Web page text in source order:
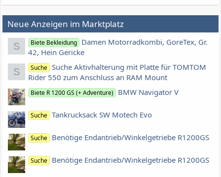
Neue Anzeigen im Marktplatz
S Biete Bekleidung Damen Motorradkombi, GoreTex, Gr.
42, Hein Gericke
S Suche Suche Aktivhalterung mit Platte für TOMTOM
Rider 550 zum Anschluss an RAM Mount
Biete R 1200 GS (+ Adventure) BMW Navigator V
Suche Tankrucksack SW Motech Evo
Suche Benötige Endantrieb/Winkelgetriebe R1200GS
Suche Benötige Endantrieb/Winkelgetriebe R1200GS